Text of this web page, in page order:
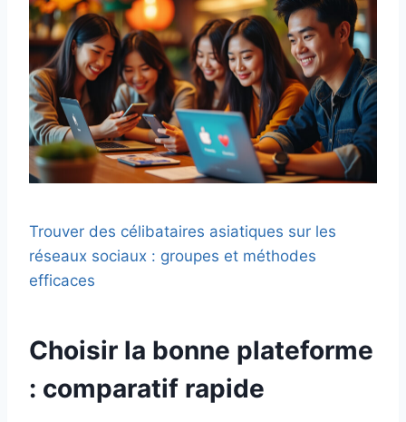
Trouver des célibataires asiatiques sur les
réseaux sociaux : groupes et méthodes
efficaces
Choisir la bonne plateforme
: comparatif rapide